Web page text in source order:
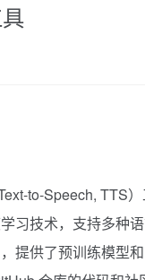
to-Speech, TTS
习技术，支持多种
提供了预训练模型